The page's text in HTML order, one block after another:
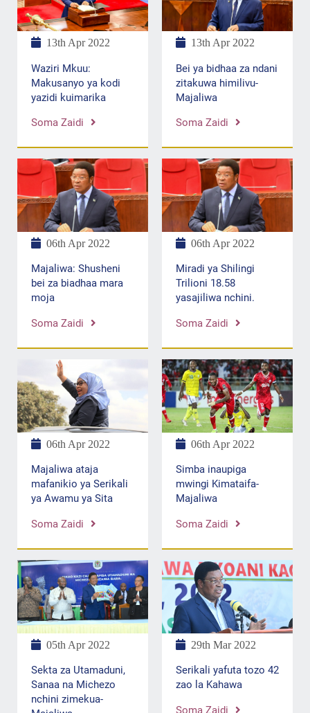
13th Apr 2022
Waziri Mkuu:
Makusanyo ya kodi
yazidi kuimarika
Soma Zaidi
13th Apr 2022
Bei ya bidhaa za ndani
zitakuwa himilivu-
Majaliwa
Soma Zaidi
06th Apr 2022
Majaliwa: Shusheni
bei za biadhaa mara
moja
Soma Zaidi
06th Apr 2022
Miradi ya Shilingi
Trilioni 18.58
yasajiliwa nchini.
Soma Zaidi
06th Apr 2022
Majaliwa ataja
mafanikio ya Serikali
ya Awamu ya Sita
Soma Zaidi
06th Apr 2022
Simba inaupiga
mwingi Kimataifa-
Majaliwa
Soma Zaidi
05th Apr 2022
Sekta za Utamaduni,
Sanaa na Michezo
nchini zimekua-
29th Mar 2022
Serikali yafuta tozo 42
zao la Kahawa
Soma Zaidi